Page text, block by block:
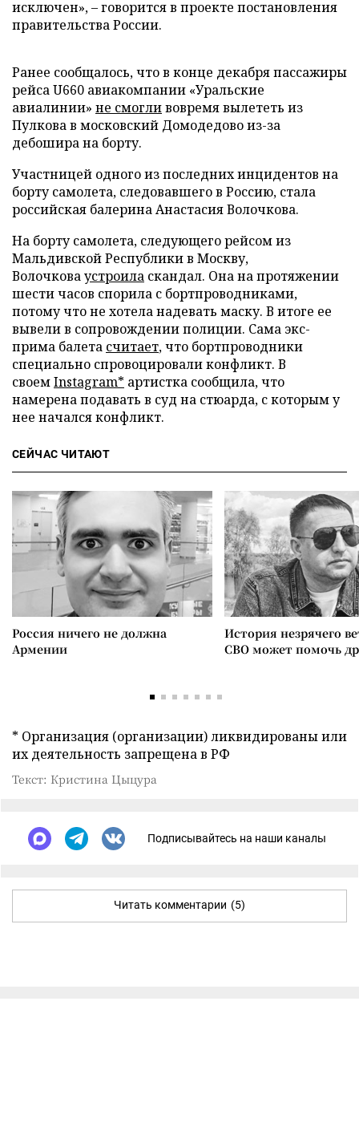
исключен», – говорится в проекте постановления
правительства России.
Ранее сообщалось, что в конце декабря пассажиры
рейса U660 авиакомпании «Уральские
авиалинии» не смогливовремя вылететь из
Пулкова в московский Домодедово из-за
дебошира на борту.
Участницей одного из последних инцидентов на
борту самолета, следовавшего в Россию, стала
российская балерина Анастасия Волочкова.
На борту самолета, следующего рейсом из
Мальдивской Республики в Москву,
Волочковаустроила скандал. Она на протяжении
шести часов спорила с бортпроводниками,
потому что не хотела надевать маску. В итоге ее
вывели в сопровождении полиции. Сама экс-
прима балета считает, что бортпроводники
специально спровоцировали конфликт. В
своемInstagram* артистка сообщила, что
намерена подавать в суд на стюарда, с которым у
нее начался конфликт.
СЕЙЧАС ЧИТАЮТ
Россия ничего не должна
Армении
История незрячего
СВО может помочь
* Организация (организации) ликвидированы или
их деятельность запрещена в РФ
Текст: Кристина Цыцура
Подписывайтесь на наши каналы
Читать комментарии (5)